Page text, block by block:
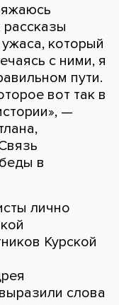
который
с ними, я
пути.
вот так в
—
в
лично
Курской
слова